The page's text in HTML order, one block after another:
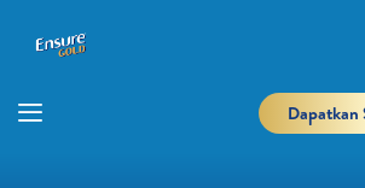
Dapatkan